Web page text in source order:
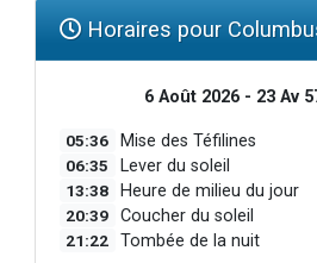
Horaires pour
6 Août 2026 - 23 Av
05:36 Mise des Téfilines
06:35 Lever du soleil
13:38 Heure de milieu du jour
20:39 Coucher du soleil
21:22 Tombée de la nuit